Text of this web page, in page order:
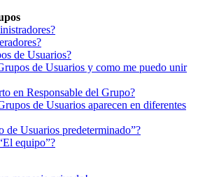
de Usuarios?
de Usuarios y como me puedo unir
en Responsable del Grupo?
de Usuarios aparecen en diferentes
de Usuarios predeterminado”?
equipo”?